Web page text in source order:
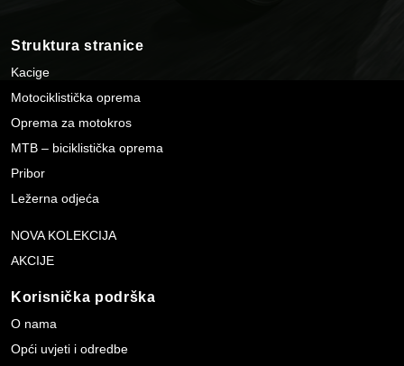
Struktura stranice
Kacige
Motociklistička oprema
Oprema za motokros
MTB – biciklistička oprema
Pribor
Ležerna odjeća
NOVA KOLEKCIJA
AKCIJE
Korisnička podrška
O nama
Opći uvjeti i odredbe